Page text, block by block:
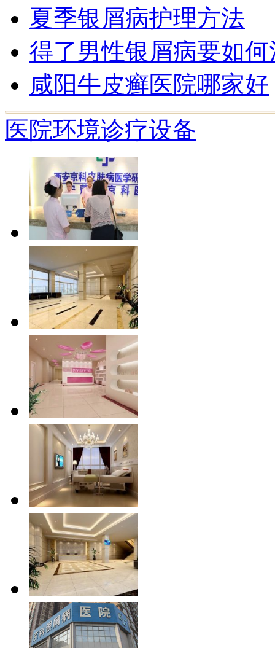
夏季银屑病护理方法
得了男性银屑病要如何
咸阳牛皮癣医院哪家好
医院环境诊疗设备